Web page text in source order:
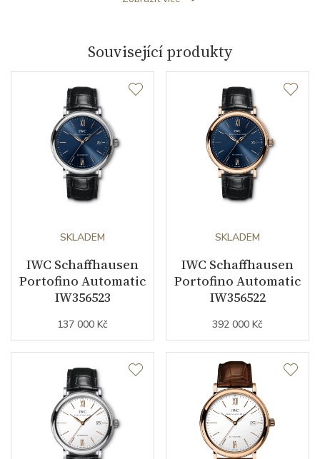
Číselník
Barva číselníku
Indexy číselníku
Řemínek / Spona
Materiál řemínku kůže z aligátora
Barva řemínku hnědá
Doplňující údaje
Záruční doba
nepodnikatelé (měsíců)
Modelová řada Portofino
Související produkty
SKLADEM
IWC Schaffhausen
Portofino Automatic
IW356523
137 000 Kč
SKLADEM
IWC Schaffhausen
Portofino Automatic
IW356522
392 000 Kč